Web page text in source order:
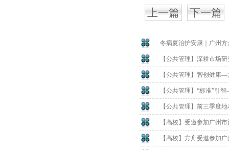
上一篇 下一篇
冬病夏治护安康｜广州
【公共管理】深耕市场
【公共管理】智创健康
【公共管理】“标准”引
【公共管理】前三季度
【高校】受邀参加广州
【高校】方舟受邀参加